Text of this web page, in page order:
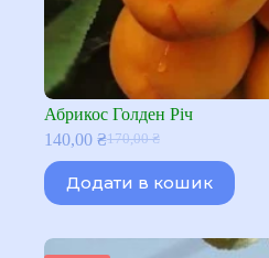
Абрикос Голден Річ
170,00₴
Оригінальна
ціна:
170,00 ₴.
140,00 ₴Поточна
ціна:
140,00 ₴.
Додати в кошик